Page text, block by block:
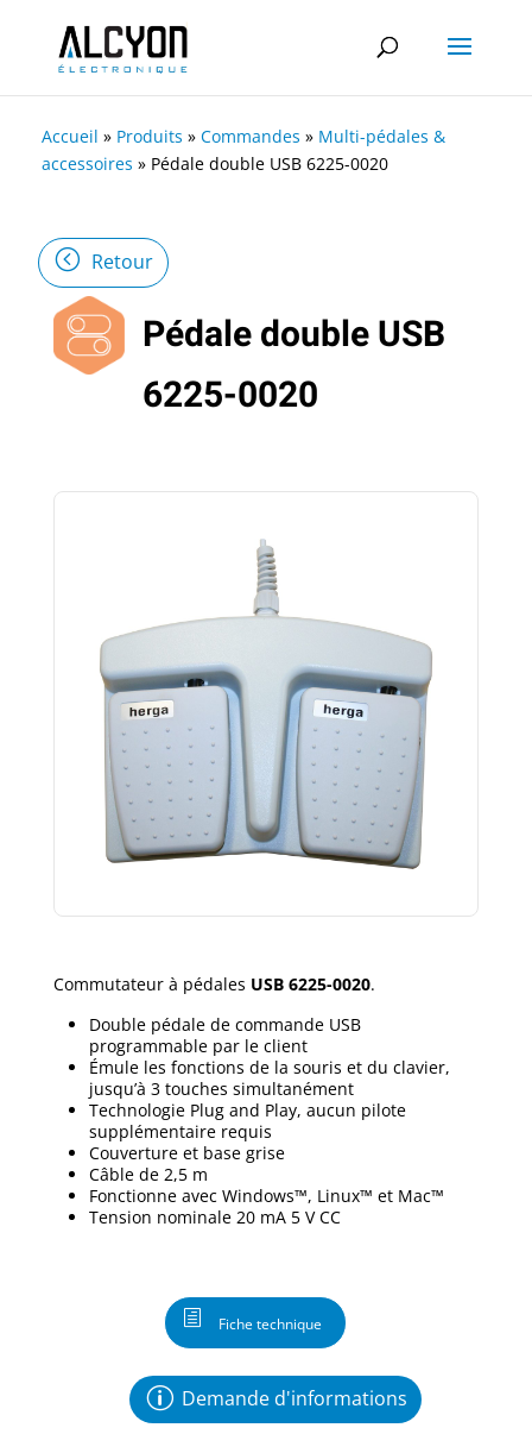
Accueil » Produits » Commandes » Multi-pédales &
accessoires » Pédale double USB 6225-0020
Retour
Pédale double USB
6225-0020
Commutateur à pédales USB 6225-0020.
Double pédale de commande USB
programmable par le client
Émule les fonctions de la souris et du clavier,
jusqu’à 3 touches simultanément
Technologie Plug and Play, aucun pilote
supplémentaire requis
Couverture et base grise
Câble de 2,5 m
Fonctionne avec Windows™, Linux™ et Mac™
Tension nominale 20 mA 5 V CC
Fiche technique
Demande d'informations